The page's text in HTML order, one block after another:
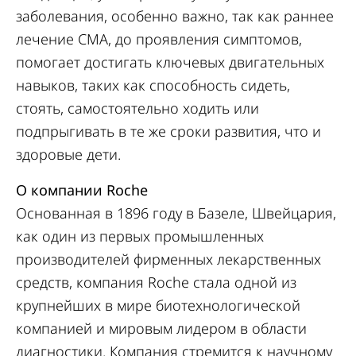
заболевания, особенно важно, так как раннее
лечение СМА, до проявления симптомов,
помогает достигать ключевых двигательных
навыков, таких как способность сидеть,
стоять, самостоятельно ходить или
подпрыгивать в те же сроки развития, что и
здоровые дети.
О компании Roche
Основанная в 1896 году в Базеле, Швейцария,
как один из первых промышленных
производителей фирменных лекарственных
средств, компания Roche стала одной из
крупнейших в мире биотехнологической
компанией и мировым лидером в области
диагностики. Компания стремится к научному